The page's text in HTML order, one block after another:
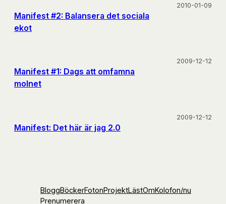
Manifest #2: Balansera det sociala
ekot
2010-01-09
Manifest #1: Dags att omfamna
molnet
2009-12-12
Manifest: Det här är jag 2.0
2009-12-12
BloggBöckerFotonProjektLästOmKolofon/nu
Prenumerera